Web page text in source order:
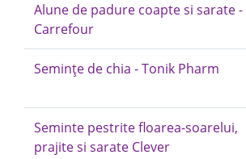
Alune de padure coapte si sarate -
Carrefour
Semințe de chia - Tonik Pharm
Seminte pestrite floarea-soarelui,
prajite si sarate Clever